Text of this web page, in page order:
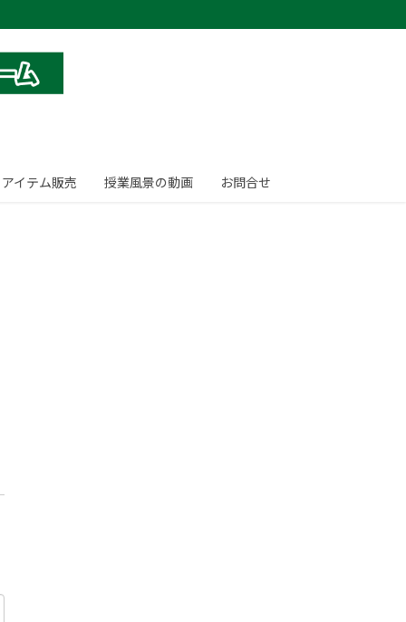
イテム販売 授業風景の動画 お問合せ